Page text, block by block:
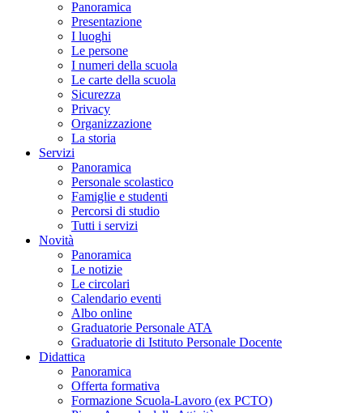
Panoramica
Presentazione
I luoghi
Le persone
I numeri della scuola
Le carte della scuola
Sicurezza
Privacy
Organizzazione
La storia
Servizi
Panoramica
Personale scolastico
Famiglie e studenti
Percorsi di studio
Tutti i servizi
Novità
Panoramica
Le notizie
Le circolari
Calendario eventi
Albo online
Graduatorie Personale ATA
Graduatorie di Istituto Personale Docente
Didattica
Panoramica
Offerta formativa
Formazione Scuola-Lavoro (ex PCTO)